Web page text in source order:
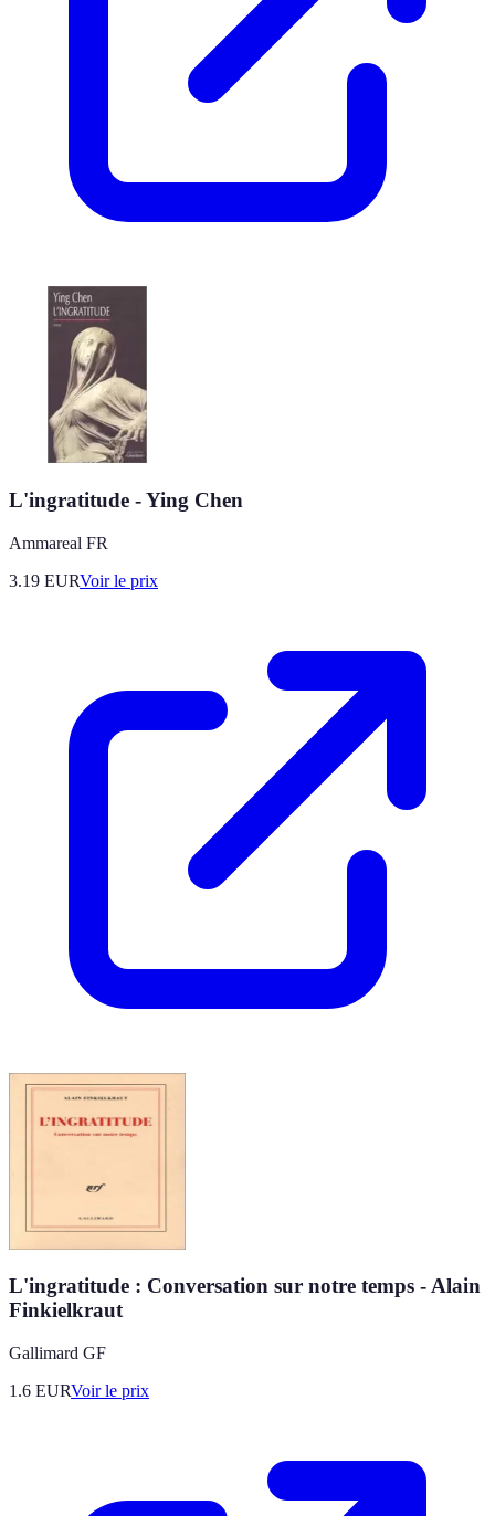
L'ingratitude - Ying Chen
Ammareal FR
3.19 EURVoir le prix
L'ingratitude : Conversation sur notre temps - Alain
Finkielkraut
Gallimard GF
1.6 EURVoir le prix